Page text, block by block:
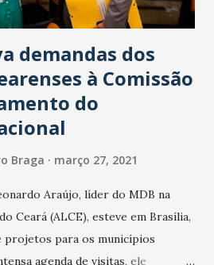
demandas dos
à Comissão
do
Braga março 27, 2021
Araújo, líder do MDB na
Ceará (ALCE), esteve em Brasília,
projetos para os municípios
agenda de visitas, ele